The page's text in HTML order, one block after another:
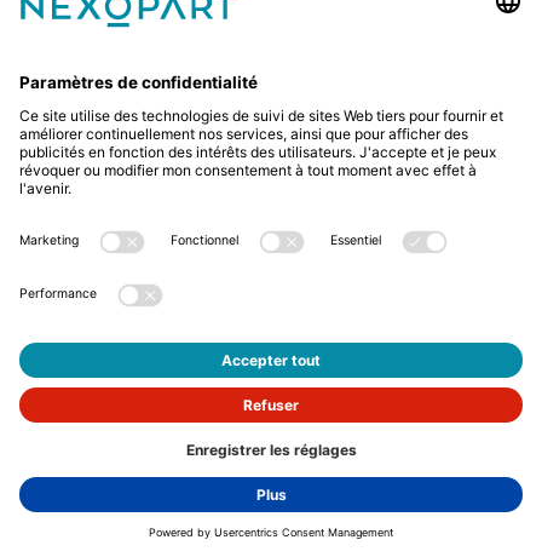
Avez-vous des questions ? Alors sil vous plaît
+49 2522 59084 0
sales@nexopart.com
© Nexopart 2026
Protection des données Mentions légales
GTCs
GTCP
Français